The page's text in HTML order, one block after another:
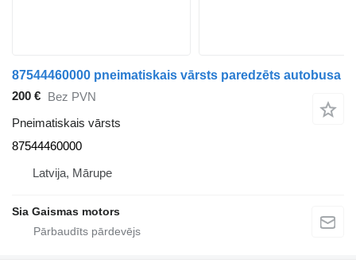
87544460000 pneimatiskais vārsts paredzēts autobusa
200 € Bez PVN
Pneimatiskais vārsts
87544460000
Latvija, Mārupe
Sia Gaismas motors